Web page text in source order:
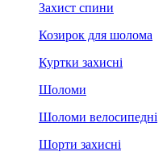
Захист спини
Козирок для шолома
Куртки захисні
Шоломи
Шоломи велосипедні
Шорти захисні